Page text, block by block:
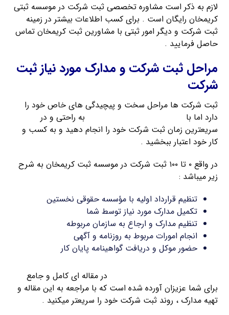
لازم به ذکر است مشاوره تخصصی ثبت شرکت در موسسه ثبتی
کریمخان رایگان است . برای کسب اطلاعات بیشتر در زمینه
ثبت شرکت و دیگر امور ثبتی با مشاورین ثبت کریمخان تماس
حاصل فرمایید .
مراحل ثبت شرکت و مدارک مورد نیاز ثبت
شرکت
ثبت شرکت ها مراحل سخت و پیچیدگی های خاص خود را
دارد اما با
به راحتی و در
سریعترین زمان ثبت شرکت خود را انجام دهید و به کسب و
کار خود اعتبار ببخشید .
در واقع ۰ تا ۱۰۰ ثبت شرکت در موسسه ثبت کریمخان به شرح
زیر میباشد :
تنظیم قرارداد اولیه با مؤسسه حقوقی نخستین
تکمیل مدارک مورد نیاز توسط شما
تنظیم مدارک و ارجاع به سازمان مربوطه
انجام امورات مربوط به روزنامه و آگهی
حضور موکل و دریافت گواهینامه پایان کار
در مقاله ای کامل و جامع
برای شما عزیزان آورده شده است که با مراجعه به این مقاله و
تهیه مدارک ، روند ثبت شرکت خود را سریعتر میکنید .